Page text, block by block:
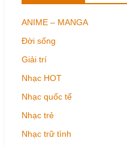
ANIME – MANGA
Đời sống
Giải trí
Nhạc HOT
Nhạc quốc tế
Nhạc trẻ
Nhạc trữ tình